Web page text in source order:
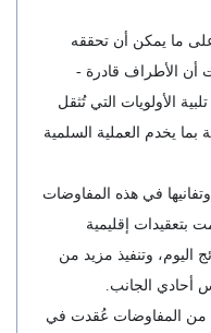
على ما يمكن أن تحققه
أن الأطراف قادرة -
الأولويات التي تُثقل
بما يخدم العملية السلمية
في هذه المفاوضات
بتعقيدات إقليمية
اليوم، وتنفيذ مزيد من
أحادي الجانب.
من المفاوضات عُقدت في